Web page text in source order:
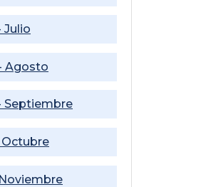
Julio
Agosto
Septiembre
Octubre
Noviembre